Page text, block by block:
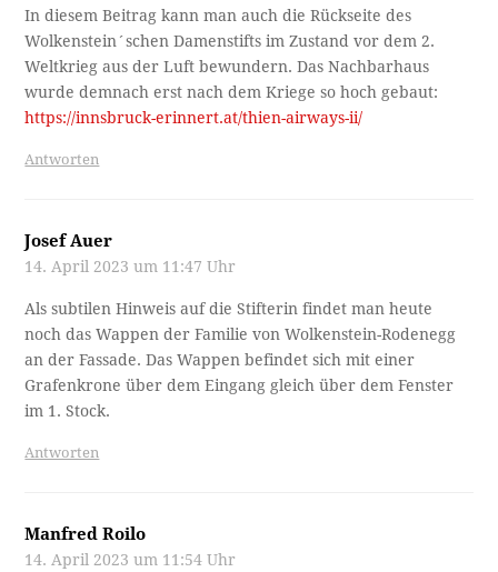
In diesem Beitrag kann man auch die Rückseite des
Wolkenstein´schen Damenstifts im Zustand vor dem 2.
Weltkrieg aus der Luft bewundern. Das Nachbarhaus
wurde demnach erst nach dem Kriege so hoch gebaut:
https://innsbruck-erinnert.at/thien-airways-ii/
Antworten
Josef Auer
14. April 2023 um 11:47 Uhr
Als subtilen Hinweis auf die Stifterin findet man heute
noch das Wappen der Familie von Wolkenstein-Rodenegg
an der Fassade. Das Wappen befindet sich mit einer
Grafenkrone über dem Eingang gleich über dem Fenster
im 1. Stock.
Antworten
Manfred Roilo
14. April 2023 um 11:54 Uhr